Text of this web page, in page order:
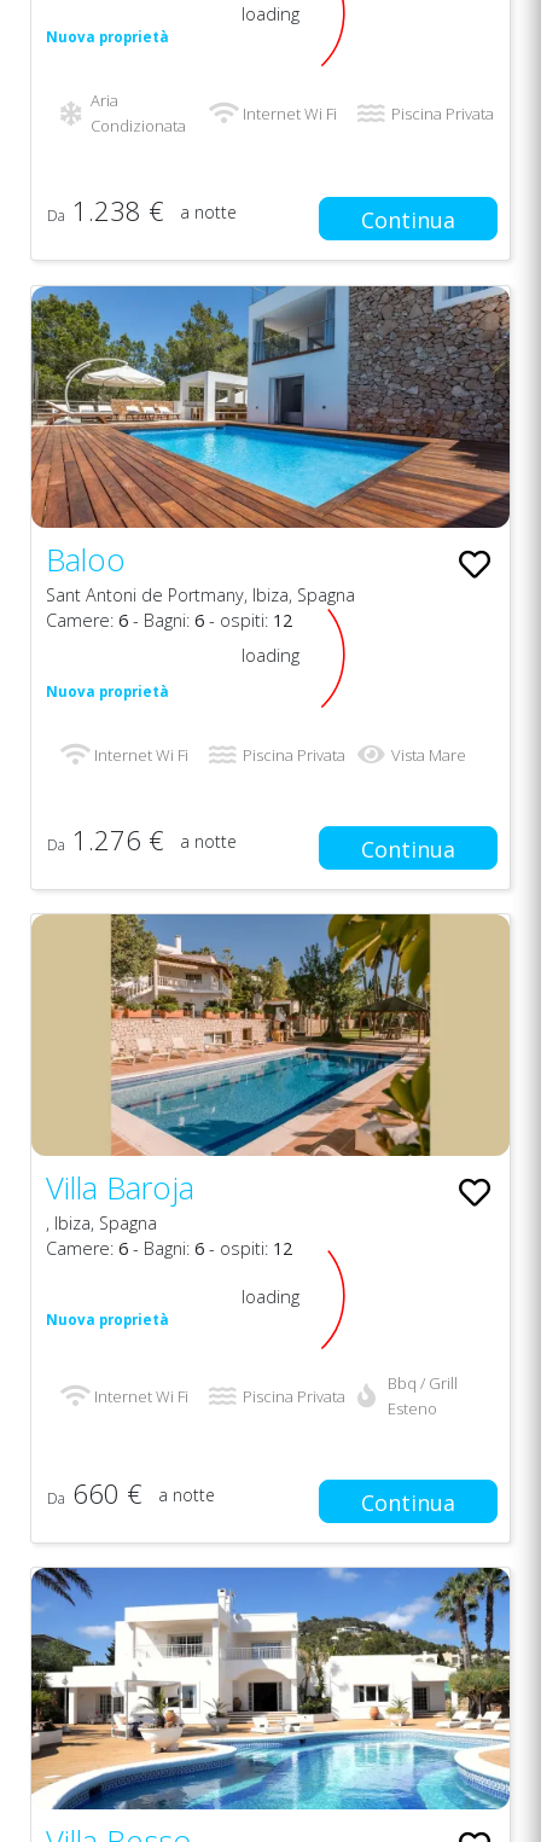
Nuova proprietà
loading
Aria
Condizionata
Internet Wi Fi Piscina Privata
Da 1.238 € a notte Continua
Baloo
Sant Antoni de Portmany, Ibiza, Spagna
Camere: 6 - Bagni: 6 - ospiti: 12
Nuova proprietà
loading
Internet Wi Fi Piscina Privata Vista Mare
Da 1.276 € a notte Continua
Villa Baroja
, Ibiza, Spagna
Camere: 6 - Bagni: 6 - ospiti: 12
Nuova proprietà
loading
Internet Wi Fi Piscina Privata
Bbq / Grill
Esteno
Da 660 € a notte Continua